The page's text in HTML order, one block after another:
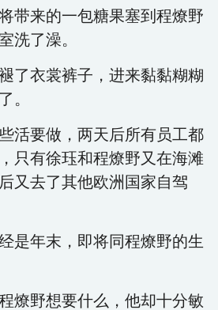
带来的一包糖果塞到程燎野
洗了澡。
了衣裳裤子，进来黏黏糊糊
。
活要做，两天后所有员工都
只有徐珏和程燎野又在海滩
又去了其他欧洲国家自驾
是年末，即将同程燎野的生
燎野想要什么，他却十分敏